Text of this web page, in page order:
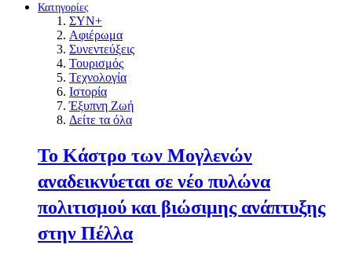
Κατηγορίες
ΣΥΝ+
Αφιέρωμα
Συνεντεύξεις
Τουρισμός
Τεχνολογία
Ιστορία
Έξυπνη Ζωή
Δείτε τα όλα
Το Κάστρο των Μογλενών
αναδεικνύεται σε νέο πυλώνα
πολιτισμού και βιώσιμης ανάπτυξης
στην Πέλλα